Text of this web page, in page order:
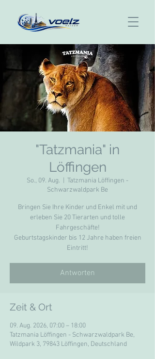
"Tatzmania" in
Löffingen
So., 09. Aug.
Tatzmania Löffingen -
Schwarzwaldpark Be
Bringen Sie Ihre Kinder und Enkel mit und
erleben Sie 20 Tierarten und tolle
Fahrgeschäfte!
Geburtstagskinder bis 12 Jahre haben freien
Eintritt!
Antworten
Zeit & Ort
09. Aug. 2026, 07:00 – 18:00
Tatzmania Löffingen - Schwarzwaldpark Be,
Wildpark 3, 79843 Löffingen, Deutschland